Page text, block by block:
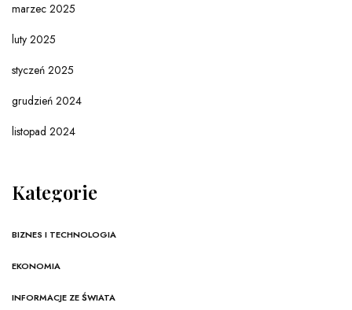
marzec 2025
luty 2025
styczeń 2025
grudzień 2024
listopad 2024
Kategorie
BIZNES I TECHNOLOGIA
EKONOMIA
INFORMACJE ZE ŚWIATA